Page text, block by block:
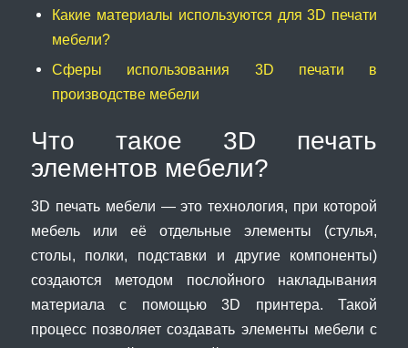
Какие материалы используются для 3D печати
мебели?
Сферы использования 3D печати в
производстве мебели
Что такое 3D печать
элементов мебели?
3D печать мебели — это технология, при которой
мебель или её отдельные элементы (стулья,
столы, полки, подставки и другие компоненты)
создаются методом послойного накладывания
материала с помощью 3D принтера. Такой
процесс позволяет создавать элементы мебели с